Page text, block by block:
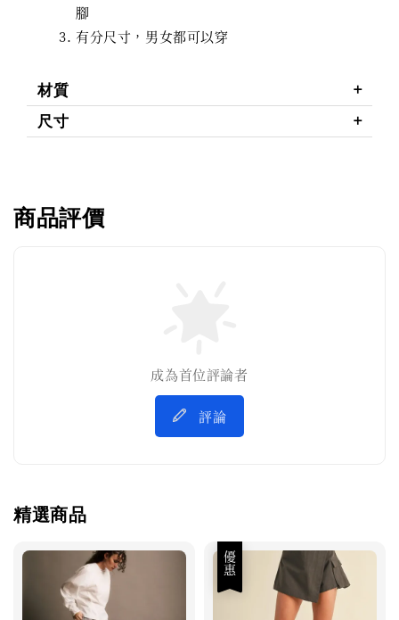
腳
有分尺寸，男女都可以穿
材質
尺寸
商品評價
成為首位評論者
評論
精選商品
優惠